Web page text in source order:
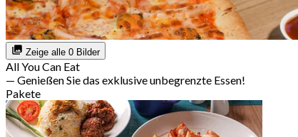
Zeige alle 0 Bilder
All You Can Eat
— Genießen Sie das exklusive unbegrenzte Essen!
Pakete